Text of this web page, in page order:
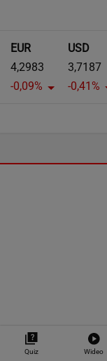
EUR
4,2983
-0,09%
USD
3,7187
-0,41%
Quiz Wideo